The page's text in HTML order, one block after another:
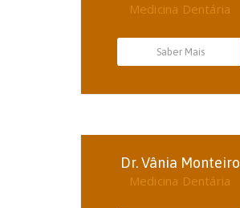
Medicina Dentária
Saber Mais
Dr. Vânia Monteiro
Medicina Dentária